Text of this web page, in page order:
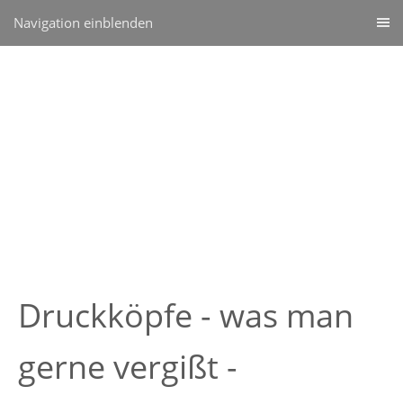
Navigation einblenden
Druckköpfe - was man
gerne vergißt -